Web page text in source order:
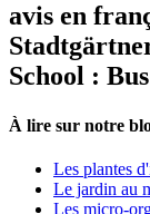
avis en
School :
À lire sur notre
Les plantes
Le jardin au
Les micro-